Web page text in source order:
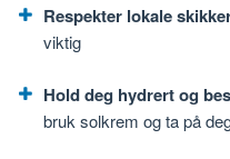
Respekter lokale
viktig
Hold deg hydrert og
bruk solkrem og ta på